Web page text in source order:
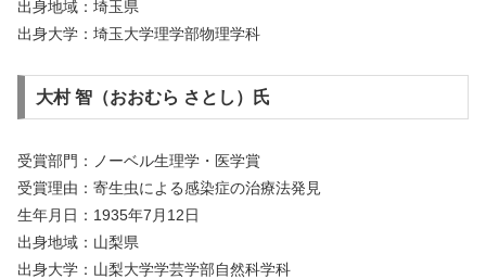
出身地域：埼玉県
出身大学：埼玉大学理学部物理学科
大村 智（おおむら さとし）氏
受賞部門：ノーベル生理学・医学賞
受賞理由：寄生虫による感染症の治療法発見
生年月日：1935年7月12日
出身地域：山梨県
出身大学：山梨大学学芸学部自然科学科